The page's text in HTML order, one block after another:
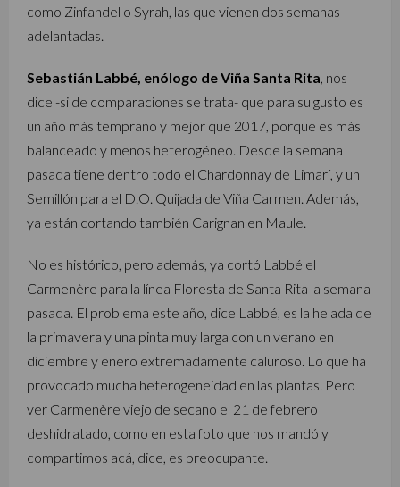
como Zinfandel o Syrah, las que vienen dos semanas
adelantadas.
Sebastián Labbé, enólogo de Viña Santa Rita , nos
dice -si de comparaciones se trata- que para su gusto es
un año más temprano y mejor que 2017, porque es más
balanceado y menos heterogéneo. Desde la semana
pasada tiene dentro todo el Chardonnay de Limarí, y un
Semillón para el D.O. Quijada de Viña Carmen. Además,
ya están cortando también Carignan en Maule.
No es histórico, pero además, ya cortó Labbé el
Carmenère para la línea Floresta de Santa Rita la semana
pasada. El problema este año, dice Labbé, es la helada de
la primavera y una pinta muy larga con un verano en
diciembre y enero extremadamente caluroso. Lo que ha
provocado mucha heterogeneidad en las plantas. Pero
ver Carmenère viejo de secano el 21 de febrero
deshidratado, como en esta foto que nos mandó y
compartimos acá, dice, es preocupante.